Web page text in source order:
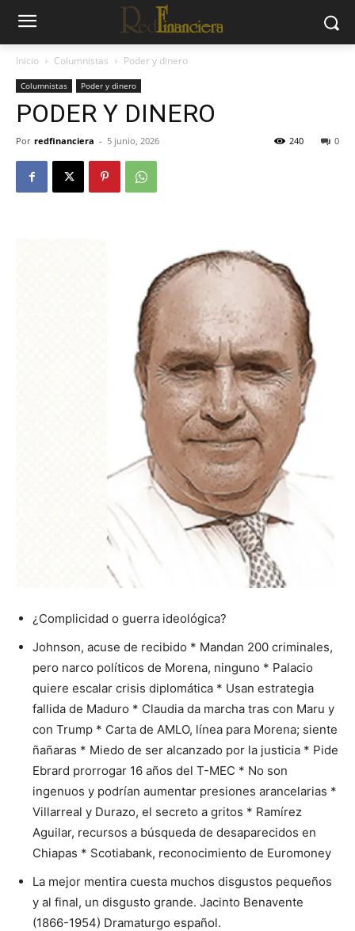
Inicio Columnistas Poder y dinero
Columnistas Poder y dinero
PODER Y DINERO
Por redfinanciera - 5 junio, 2026 0
240
¿Complicidad o guerra ideológica?
Johnson, acuse de recibido * Mandan 200 criminales,
pero narco políticos de Morena, ninguno * Palacio
quiere escalar crisis diplomática * Usan estrategia
fallida de Maduro * Claudia da marcha tras con Maru y
con Trump * Carta de AMLO, línea para Morena; siente
ñañaras * Miedo de ser alcanzado por la justicia * Pide
Ebrard prorrogar 16 años del T-MEC * No son
ingenuos y podrían aumentar presiones arancelarias *
Villarreal y Durazo, el secreto a gritos * Ramírez
Aguilar, recursos a búsqueda de desaparecidos en
Chiapas * Scotiabank, reconocimiento de Euromoney
La mejor mentira cuesta muchos disgustos pequeños
y al final, un disgusto grande. Jacinto Benavente
(1866-1954) Dramaturgo español.